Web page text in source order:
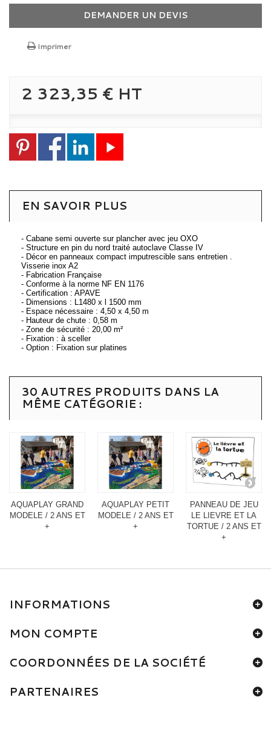
DEMANDER UN DEVIS
Imprimer
2 323,35 € HT
EN SAVOIR PLUS
- Cabane semi ouverte sur plancher avec jeu OXO
- Structure en pin du nord traité autoclave Classe IV
- Décor en panneaux compact imputrescible sans entretien .
Visserie inox A2
- Fabrication Française
- Conforme à la norme NF EN 1176
- Certification : APAVE
- Dimensions : L1480 x l 1500 mm
- Espace nécessaire : 4,50 x 4,50 m
- Hauteur de chute : 0,58 m
- Zone de sécurité : 20,00 m²
- Fixation : à sceller
- Option : Fixation sur platines
30 AUTRES PRODUITS DANS LA
MÊME CATÉGORIE :
AQUAPLAY GRAND
MODELE / 2 ANS ET
+
AQUAPLAY PETIT
MODELE / 2 ANS ET
+
PANNEAU DE JEU
LE LIEVRE ET LA
TORTUE / 2 ANS ET
+
INFORMATIONS
MON COMPTE
COORDONNÉES DE LA SOCIÉTÉ
PARTENAIRES